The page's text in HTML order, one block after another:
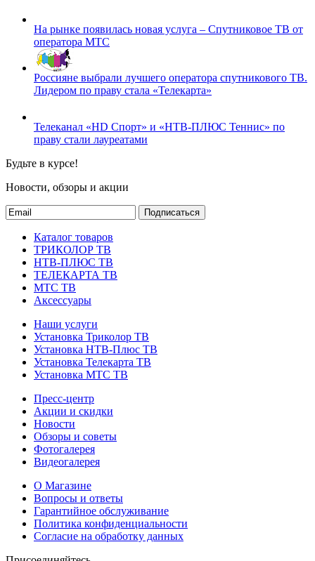
На рынке появилась новая услуга – Спутниковое ТВ от
оператора МТС
Россияне выбрали лучшего оператора спутникового ТВ.
Лидером по праву стала «Телекарта»
Телеканал «HD Спорт» и «НТВ-ПЛЮС Теннис» по
праву стали лауреатами
Будьте в курсе!
Новости, обзоры и акции
Подписаться
Каталог товаров
ТРИКОЛОР ТВ
НТВ-ПЛЮС ТВ
ТЕЛЕКАРТА ТВ
МТС ТВ
Аксессуары
Наши услуги
Установка Триколор ТВ
Установка НТВ-Плюс ТВ
Установка Телекарта ТВ
Установка МТС ТВ
Пресс-центр
Акции и скидки
Новости
Обзоры и советы
Фотогалерея
Видеогалерея
О Магазине
Вопросы и ответы
Гарантийное обслуживание
Политика конфиденциальности
Согласие на обработку данных